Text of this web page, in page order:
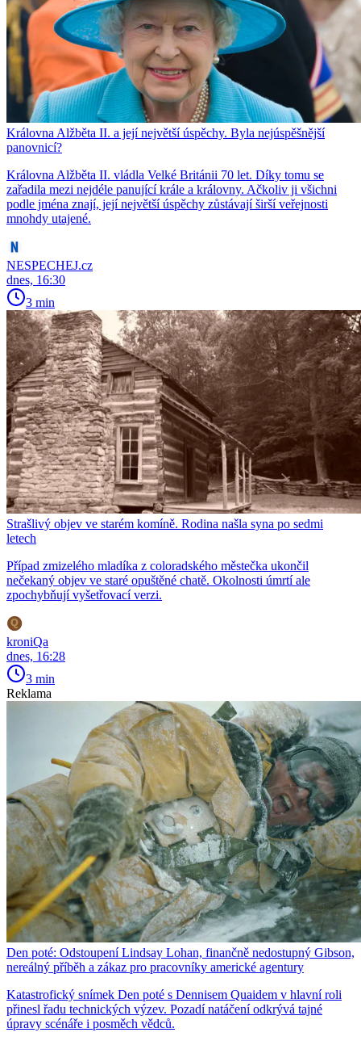
Královna Alžběta II. a její největší úspěchy. Byla nejúspěšnější
panovnicí?
Královna Alžběta II. vládla Velké Británii 70 let. Díky tomu se
zařadila mezi nejdéle panující krále a královny. Ačkoliv ji všichni
podle jména znají, její největší úspěchy zůstávají širší veřejnosti
mnohdy utajené.
NESPECHEJ.cz
dnes, 16:30
3 min
Strašlivý objev ve starém komíně. Rodina našla syna po sedmi
letech
Případ zmizelého mladíka z coloradského městečka ukončil
nečekaný objev ve staré opuštěné chatě. Okolnosti úmrtí ale
zpochybňují vyšetřovací verzi.
kroniQa
dnes, 16:28
3 min
Reklama
Den poté: Odstoupení Lindsay Lohan, finančně nedostupný Gibson,
nereálný příběh a zákaz pro pracovníky americké agentury
Katastrofický snímek Den poté s Dennisem Quaidem v hlavní roli
přinesl řadu technických výzev. Pozadí natáčení odkrývá tajné
úpravy scénáře i posměch vědců.